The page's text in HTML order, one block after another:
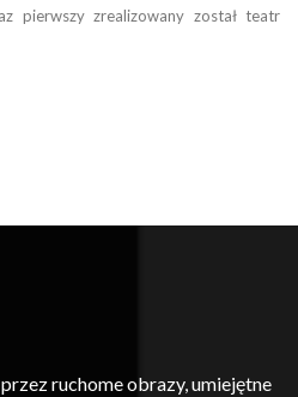
pierwszy zrealizowany został teatr
ruchome obrazy, umiejętne